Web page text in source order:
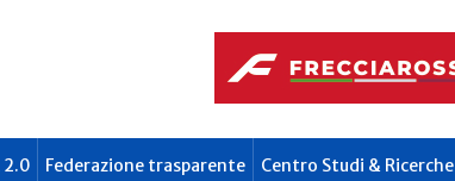
2.0 Federazione trasparente Centro Studi & Ricerche